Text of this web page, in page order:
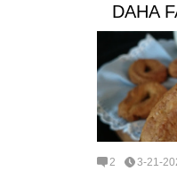
DAHA
2 3-21-